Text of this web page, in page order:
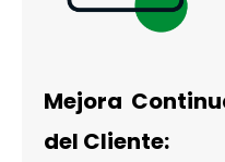
Mejora
del Cliente: